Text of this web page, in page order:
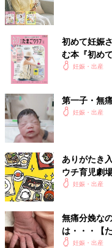
初めて妊娠
む本『初め
妊娠・出産
第一子・無
妊娠・出産
ありがたき
ウチ育児劇
妊娠・出産
無痛分娩な
は・・・【
妊娠・出産